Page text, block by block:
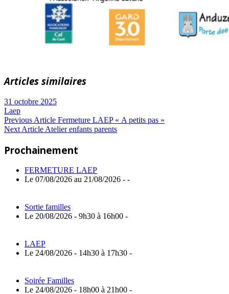
Articles similaires
31 octobre 2025
Laep
Navigation
l’article
Previous ArticlePrevious
Post:
Fermeture LAEP « A petits pas »
Next ArticleNext
Atelier enfants parents
Prochainement
FERMETURE LAEP
Le 07/08/2026 au 21/08/2026 - -
Sortie familles
Le 20/08/2026 - 9h30 à 16h00 -
LAEP
Le 24/08/2026 - 14h30 à 17h30 -
Soirée Familles
Le 24/08/2026 - 18h00 à 21h00 -